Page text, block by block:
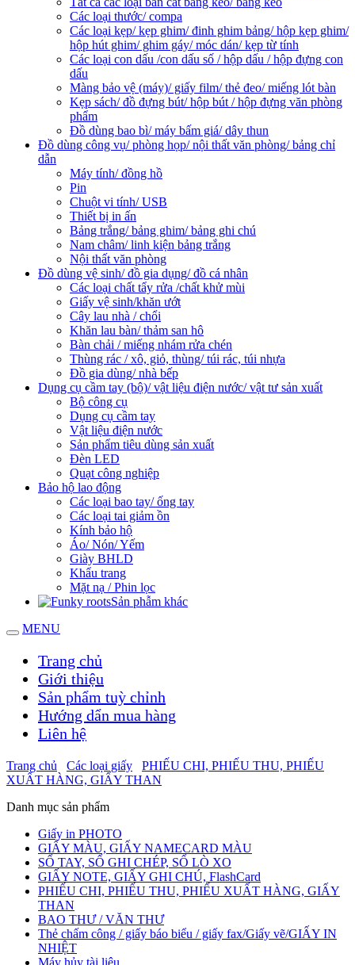
Các loại thước/ compa
Các loại kẹp/ kẹp ghim/ đinh ghim bảng/ hộp kẹp ghim/
hộp hút ghim/ ghim gáy/ móc dán/ kẹp từ tính
Các loại con dấu /con dấu số / hộp dấu / hộp đựng con
dấu
Màng bảo vệ (máy)/ giấy film/ thẻ đeo/ miếng lót bàn
Kẹp sách/ đồ đựng bút/ hộp bút / hộp đựng văn phòng
phẩm
Đồ dùng bao bì/ máy bấm giá/ dây thun
Đồ dùng công vụ/ phòng họp/ nội thất văn phòng/ bảng chỉ
dẫn
Máy tính/ đồng hồ
Pin
Chuột vi tính/ USB
Thiết bị in ấn
Bảng trắng/ bảng ghim/ bảng ghi chú
Nam châm/ linh kiện bảng trắng
Nội thất văn phòng
Đồ dùng vệ sinh/ đồ gia dụng/ đồ cá nhân
Các loại chất tẩy rửa /chất khử mùi
Giấy vệ sinh/khăn ướt
Cây lau nhà / chổi
Khăn lau bàn/ thảm san hô
Bàn chải / miếng nhám rửa chén
Thùng rác / xô, giỏ, thùng/ túi rác, túi nhựa
Đồ gia dùng/ nhà bếp
Dụng cụ cầm tay (bộ)/ vật liệu điện nước/ vật tư sản xuất
Bộ công cụ
Dụng cụ cầm tay
Vật liệu điện nước
Sản phẩm tiêu dùng sản xuất
Đèn LED
Quạt công nghiệp
Bảo hộ lao động
Các loại bao tay/ ống tay
Các loại tai giảm ồn
Kính bảo hộ
Áo/ Nón/ Yếm
Giày BHLD
Khẩu trang
Mặt nạ / Phin lọc
Sản phẫm khác
MENU
Trang chủ
Giới thiệu
Sản phẩm tuỳ chỉnh
Hướng dẩn mua hàng
Liên hệ
Trang chủ Các loại giấy
PHIẾU CHI, PHIẾU THU, PHIẾU
XUẤT HÀNG, GIẤY THAN
Danh mục sản phẩm
Giấy in PHOTO
GIẤY MÀU, GIẤY NAMECARD MÀU
SỔ TAY, SỔ GHI CHÉP, SỔ LÒ XO
GIẤY NOTE, GIẤY GHI CHÚ, FlashCard
PHIẾU CHI, PHIẾU THU, PHIẾU XUẤT HÀNG, GIẤY
THAN
BAO THƯ / VĂN THƯ
Thẻ chấm công / giấy báo biểu / giấy fax/Giấy vẽ/GIẤY IN
NHIỆT
Máy hủy tài liệu